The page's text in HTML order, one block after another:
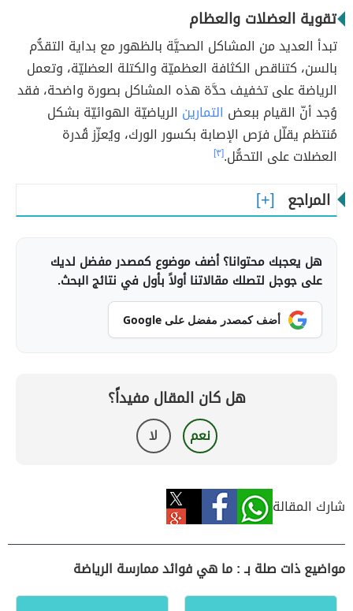
تقوية العضلات والعظام
تبدأ العديد من المشاكل الصحيَّة بالظهور مع بداية التقدُّم
بالسن، كتناقص الكثافة العظميّة والكتلة العضليّة، وتعمل
الرياضة على تخفيف حدَّة هذه المشاكل بصورة واضحة، فقد
وُجد أنّ القيام ببعض التمارين الرياضيّة الهوائيّة بشكل
مُنتظم يقلّل فرَص الإصابة بكسور الورك، ويُعزّز قُدرة
العضلات على التحمُّل.[٣]
المراجع
هل يعجبك محتوانا؟ أضف موضوع كمصدر مفضل لديك
على جوجل لتصلك مقالاتنا أولاً بأول في نتائج البحث.
أضف كمصدر مفضل على Google
هل كان المقال مفيداً؟
نعم لا
شارك المقالة
مواضيع ذات صلة بـ : ما هي فوائد ممارسة الرياضة